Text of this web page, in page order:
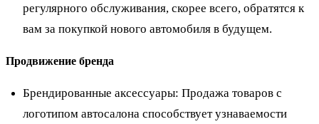
регулярного обслуживания, скорее всего, обратятся к
вам за покупкой нового автомобиля в будущем.
Продвижение бренда
Брендированные аксессуары: Продажа товаров с
логотипом автосалона способствует узнаваемости